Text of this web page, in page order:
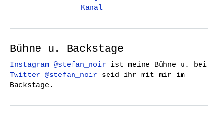
Kanal
Bühne u. Backstage
Instagram @stefan_noir ist meine Bühne u. bei
Twitter @stefan_noir seid ihr mit mir im
Backstage.